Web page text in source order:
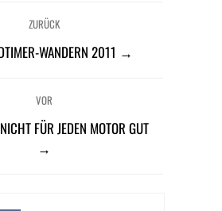
ZURÜCK
WANDERN 2011 →
VOR
FÜR JEDEN MOTOR GUT
→